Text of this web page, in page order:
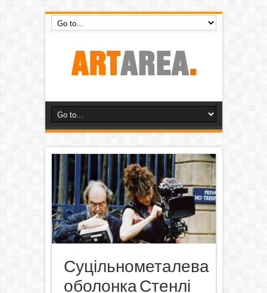
Суцільнометалева
оболонка Стенлі